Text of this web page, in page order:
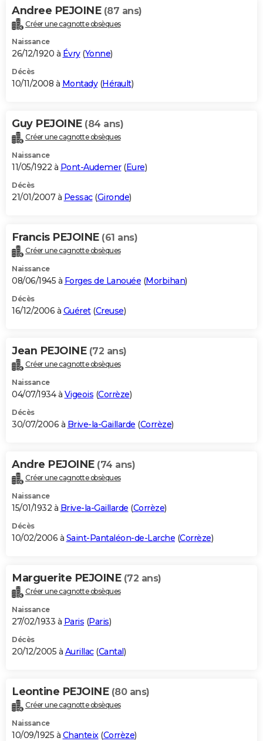
Andree PEJOINE (87 ans)
Créer une cagnotte obsèques
Naissance
26/12/1920 à Évry(Yonne)
Décès
10/11/2008 à Montady(Hérault)
Guy PEJOINE (84 ans)
Créer une cagnotte obsèques
Naissance
11/05/1922 à Pont-Audemer(Eure)
Décès
21/01/2007 à Pessac(Gironde)
Francis PEJOINE (61 ans)
Créer une cagnotte obsèques
Naissance
08/06/1945 à Forges de Lanouée (Morbihan)
Décès
16/12/2006 à Guéret(Creuse)
Jean PEJOINE (72 ans)
Créer une cagnotte obsèques
Naissance
04/07/1934 à Vigeois (Corrèze)
Décès
30/07/2006 à Brive-la-Gaillarde (Corrèze)
Andre PEJOINE (74 ans)
Créer une cagnotte obsèques
Naissance
15/01/1932 à Brive-la-Gaillarde (Corrèze)
Décès
10/02/2006 à Saint-Pantaléon-de-Larche (Corrèze)
Marguerite PEJOINE (72 ans)
Créer une cagnotte obsèques
Naissance
27/02/1933 à Paris (Paris)
Décès
20/12/2005 à Aurillac(Cantal)
Leontine PEJOINE (80 ans)
Créer une cagnotte obsèques
Naissance
10/09/1925 à Chanteix(Corrèze)